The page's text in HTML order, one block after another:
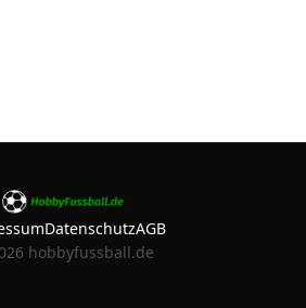
DatenschutzAGB
hobbyfussball.de